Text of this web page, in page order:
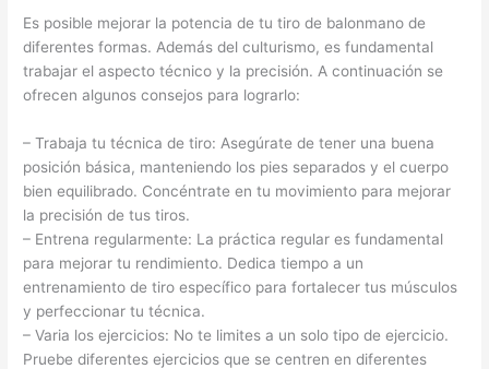
Es posible mejorar la potencia de tu tiro de balonmano de
diferentes formas. Además del culturismo, es fundamental
trabajar el aspecto técnico y la precisión. A continuación se
ofrecen algunos consejos para lograrlo:
– Trabaja tu técnica de tiro: Asegúrate de tener una buena
posición básica, manteniendo los pies separados y el cuerpo
bien equilibrado. Concéntrate en tu movimiento para mejorar
la precisión de tus tiros.
– Entrena regularmente: La práctica regular es fundamental
para mejorar tu rendimiento. Dedica tiempo a un
entrenamiento de tiro específico para fortalecer tus músculos
y perfeccionar tu técnica.
– Varia los ejercicios: No te limites a un solo tipo de ejercicio.
Pruebe diferentes ejercicios que se centren en diferentes